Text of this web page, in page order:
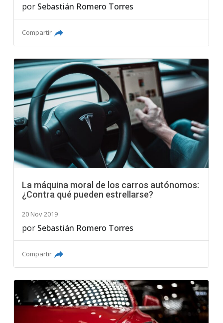
por Sebastián Romero Torres
Compartir
La máquina moral de los carros autónomos:
¿Contra qué pueden estrellarse?
20 Nov 2019
por Sebastián Romero Torres
Compartir